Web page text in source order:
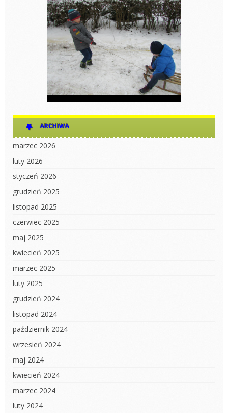
ARCHIWA
marzec 2026
luty 2026
styczeń 2026
grudzień 2025
listopad 2025
czerwiec 2025
maj 2025
kwiecień 2025
marzec 2025
luty 2025
grudzień 2024
listopad 2024
październik 2024
wrzesień 2024
maj 2024
kwiecień 2024
marzec 2024
luty 2024